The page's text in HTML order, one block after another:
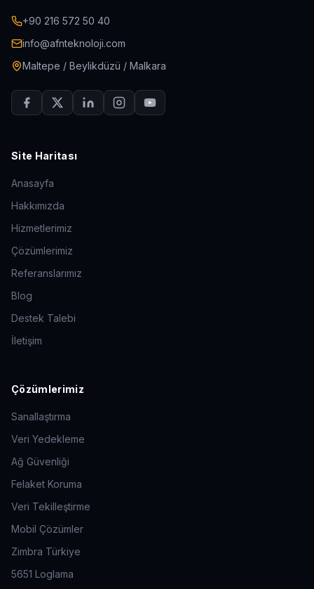
+90 216 572 50 40
info@afnteknoloji.com
Maltepe / Beylikdüzü / Malkara
Site Haritası
Anasayfa
Hakkımızda
Hizmetlerimiz
Çözümlerimiz
Referanslarımız
Blog
Destek Talebi
İletişim
Çözümlerimiz
Sanallaştırma
Veri Yedekleme
Ağ Güvenliği
Felaket Koruma
Veri Tekilleştirme
Mobil Çözümler
Zimbra Türkiye
5651 Loglama